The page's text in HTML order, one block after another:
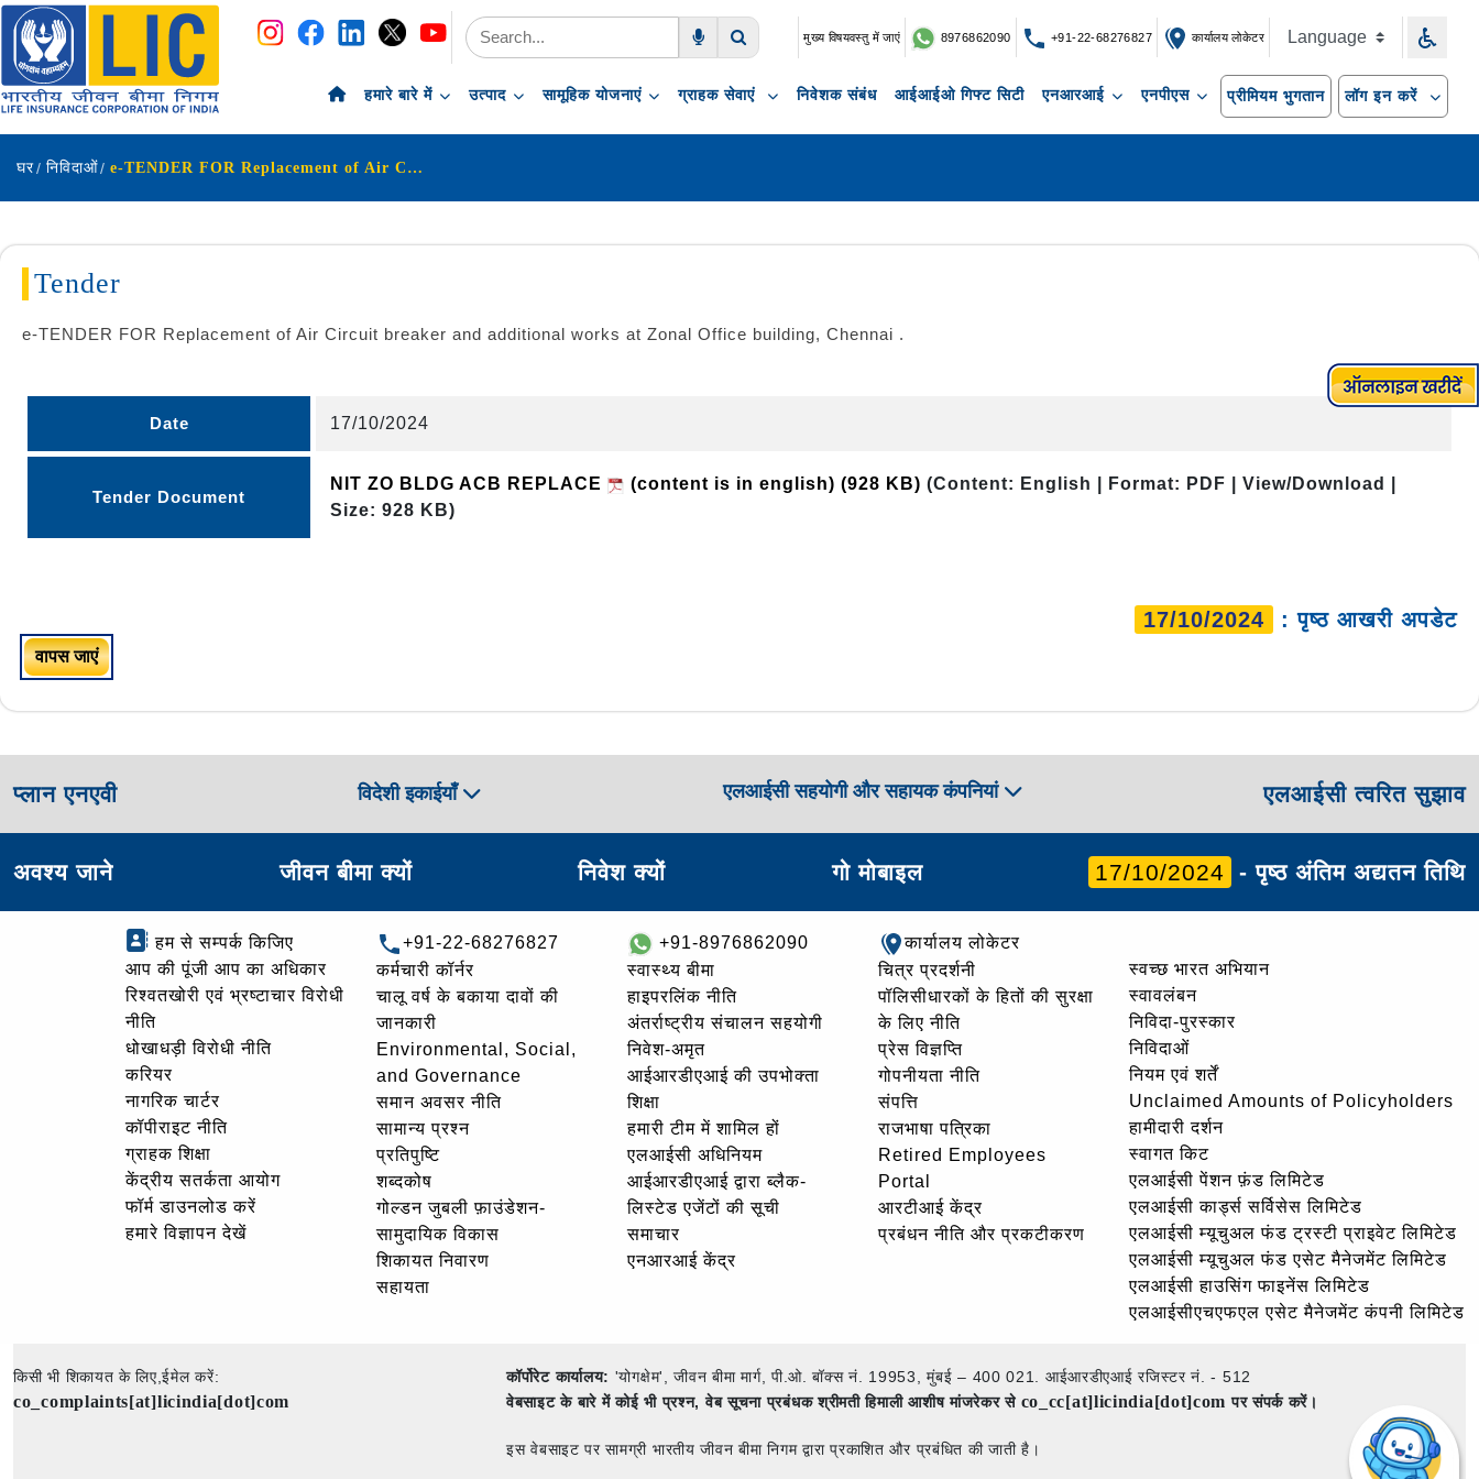
नेविगेशन
सामग्री पर छोड़ें
मुख्य विषयवस्तु में जाएं 8976862090 +91-22-68276827 कार्यालय लोकेटर
हमारे बारे में उत्पाद सामूहिक योजनाएं ग्राहक सेवाएं निवेशक संबंध आईआईओ गिफ्ट सिटी एनआरआई एनपीएस प्रीमियम भुगतान लॉग इन करें
घर निविदाओं e-TENDER FOR Replacement of Air Circuit breaker and additional works at Zonal Office building, Chennai
Tender
e-TENDER FOR Replacement of Air Circuit breaker and additional works at Zonal Office building, Chennai .
Date 17/10/2024
Tender Document
NIT ZO BLDG ACB REPLACE (content is in english) (928 KB) (Content: English | Format: PDF | View/Download |
Size: 928 KB)
17/10/2024 : पृष्ठ आखरी अपडेट
वापस जाएं
प्लान एनएवी विदेशी इकाईयाँ एलआईसी सहयोगी और सहायक कंपनियां एलआईसी त्वरित सुझाव
अवश्य जाने जीवन बीमा क्यों निवेश क्यों गो मोबाइल 17/10/2024 - पृष्ठ अंतिम अद्यतन तिथि
हम से सम्पर्क किजिए
आप की पूंजी आप का अधिकार
रिश्वतखोरी एवं भ्रष्टाचार विरोधी
नीति
धोखाधड़ी विरोधी नीति
करियर
नागरिक चार्टर
कॉपीराइट नीति
ग्राहक शिक्षा
केंद्रीय सतर्कता आयोग
फॉर्म डाउनलोड करें
हमारे विज्ञापन देखें
+91-22-68276827
कर्मचारी कॉर्नर
चालू वर्ष के बकाया दावों की
जानकारी
Environmental, Social,
and Governance
समान अवसर नीति
सामान्य प्रश्न
प्रतिपुष्टि
शब्दकोष
गोल्‍डन जुबली फ़ाउंडेशन-
सामुदायिक विकास
शिकायत निवारण
सहायता
+91-8976862090
स्वास्थ्य बीमा
हाइपरलिंक नीति
अंतर्राष्ट्रीय संचालन सहयोगी
निवेश-अमृत
आईआरडीएआई की उपभोक्ता
शिक्षा
हमारी टीम में शामिल हों
एलआईसी अधिनियम
आईआरडीएआई द्वारा ब्लैक-
लिस्टेड एजेंटों की सूची
समाचार
एनआरआई केंद्र
कार्यालय लोकेटर
चित्र प्रदर्शनी
पॉलिसीधारकों के हितों की सुरक्षा
के लिए नीति
प्रेस विज्ञप्ति
गोपनीयता नीति
संपत्ति
राजभाषा पत्रिका
Retired Employees
Portal
आरटीआई केंद्र
प्रबंधन नीति और प्रकटीकरण
स्वच्छ भारत अभियान
स्वावलंबन
निविदा-पुरस्कार
निविदाओं
नियम एवं शर्तें
Unclaimed Amounts of Policyholders
हामीदारी दर्शन
स्वागत किट
एलआईसी पेंशन फ़ंड लिमिटेड
एलआईसी कार्ड्स सर्विसेस लिमिटेड
एलआईसी म्यूचुअल फंड ट्रस्टी प्राइवेट लिमिटेड
एलआईसी म्यूचुअल फंड एसेट मैनेजमेंट लिमिटेड
एलआईसी हाउसिंग फाइनेंस लिमिटेड
एलआईसीएचएफएल एसेट मैनेजमेंट कंपनी लिमिटेड
किसी भी शिकायत के लिए,ईमेल करें:
co_complaints[at]licindia[dot]com
कॉर्पोरेट कार्यालय: 'योगक्षेम', जीवन बीमा मार्ग, पी.ओ. बॉक्स नं. 19953, मुंबई – 400 021. आईआरडीएआई रजिस्टर नं. - 512
वेबसाइट के बारे में कोई भी प्रश्न, वेब सूचना प्रबंधक श्रीमती हिमाली आशीष मांजरेकर से co_cc[at]licindia[dot]comपर संपर्क करें।
इस वेबसाइट पर सामग्री भारतीय जीवन बीमा निगम द्वारा प्रकाशित और प्रबंधित की जाती है।